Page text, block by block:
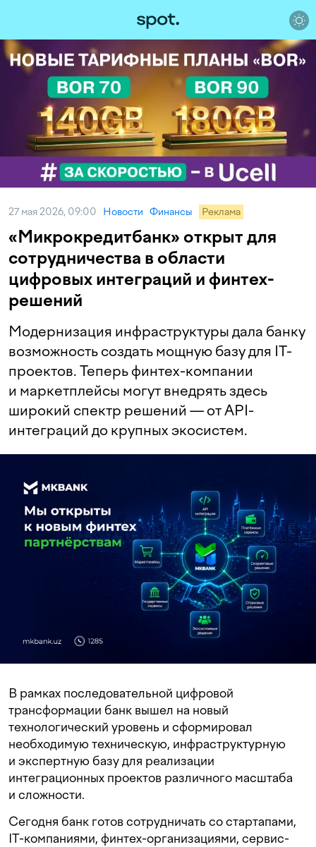
27 мая 2026, 09:00 Новости Финансы Реклама
«Микрокредитбанк» открыт для
сотрудничества в области
цифровых интеграций и финтех-
решений
Модернизация инфраструктуры дала банку
возможность создать мощную базу для IT-
проектов. Теперь финтех-компании
и маркетплейсы могут внедрять здесь
широкий спектр решений — от API-
интеграций до крупных экосистем.
В рамках последовательной цифровой
трансформации банк вышел на новый
технологический уровень и сформировал
необходимую техническую, инфраструктурную
и экспертную базу для реализации
интеграционных проектов различного масштаба
и сложности.
Сегодня банк готов сотрудничать со стартапами,
IT-компаниями, финтех-организациями, сервис-